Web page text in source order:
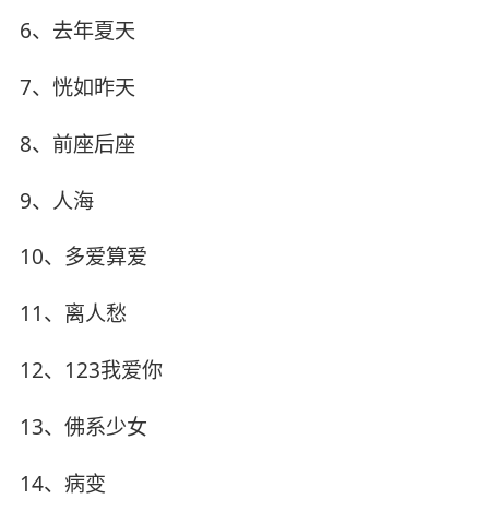
6、去年夏天
7、恍如昨天
8、前座后座
9、人海
10、多爱算爱
11、离人愁
12、123我爱你
13、佛系少女
14、病变